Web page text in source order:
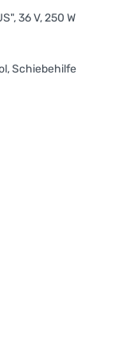
90 mm,
350 mm,
36 V, 250 W
Schiebehilfe